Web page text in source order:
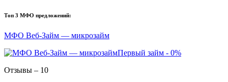
Топ 3 МФО предложений:
МФО Веб-Займ — микрозайм
Первый займ - 0%
Отзывы – 10